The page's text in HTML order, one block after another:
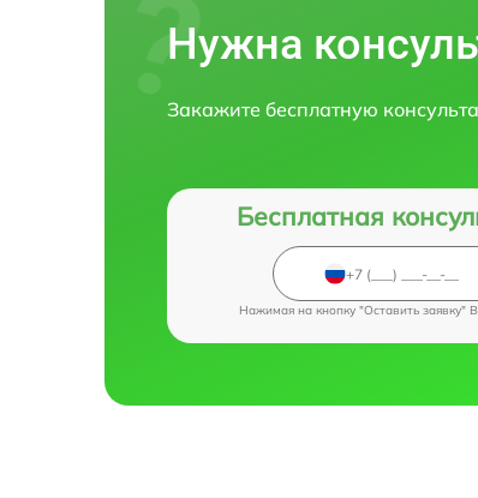
Нужна
Закажите бесплатную
Бесплатная
Нажимая на кнопку "Оставить заявку"